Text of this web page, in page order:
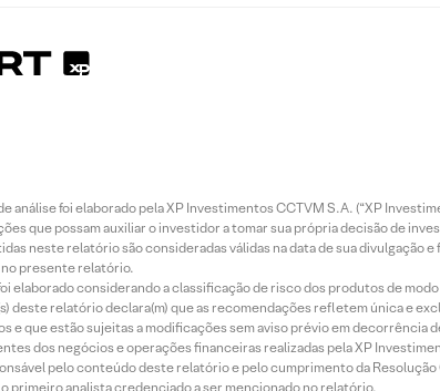
análise foi elaborado pela XP Investimentos CCTVM S.A. (“XP
que possam auxiliar o investidor a tomar sua própria decisão de
neste relatório são consideradas válidas na data de sua divulgação
presente relatório.
elaborado considerando a classificação de risco dos produtos de
deste relatório declara(m) que as recomendações refletem única e
e que estão sujeitas a modificações sem aviso prévio em
dos negócios e operações financeiras realizadas pela XP
pelo conteúdo deste relatório e pelo cumprimento da
primeiro analista credenciado a ser mencionado no relatório.